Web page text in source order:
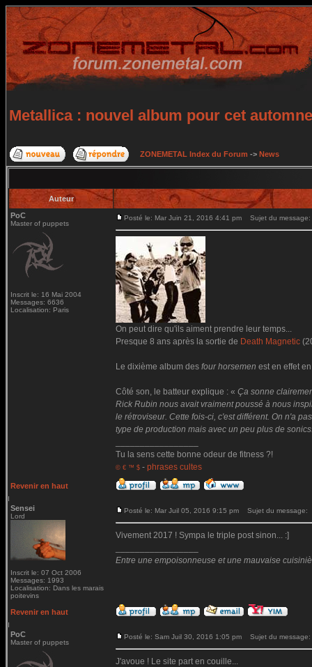
Metallica : nouvel album pour cet automne
ZONEMETAL Index du Forum -> News
Auteur
PoC
Master of puppets
Inscrit le: 16 Mai 2004
Messages: 6636
Localisation: Paris
Posté le: Mar Juin 21, 2016 4:41 pm Sujet du message:
On peut dire qu'ils aiment prendre leur temps...
Presque 8 ans après la sortie de Death Magnetic
Le dixième album des four horsemen est en effet
Côté son, le batteur explique : « Ça sonne
Rick Rubin nous avait vraiment poussé à nous
le rétroviseur. Cette fois-ci, c'est différent. On n'a
type de production mais avec un peu plus de
Tu la sens cette bonne odeur de fitness ?!
© € ™ $ - phrases cultes
Revenir en haut
Sensei
Lord
Inscrit le: 07 Oct 2006
Messages: 1993
Localisation: Dans les marais
poitevins
Posté le: Mar Juil 05, 2016 9:15 pm Sujet du message:
Vivement 2017 ! Sympa le triple post sinon... :]
Entre une empoisonneuse et une mauvaise
Revenir en haut
PoC
Master of puppets
Posté le: Sam Juil 30, 2016 1:05 pm Sujet du message:
J'avoue ! Le site part en couille...